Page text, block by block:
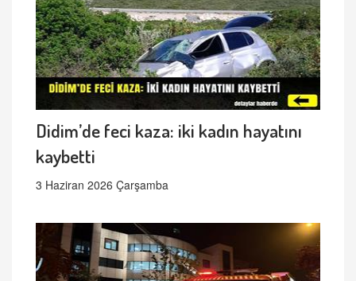
Didim’de feci kaza: iki kadın hayatını
kaybetti
3 Haziran 2026 Çarşamba